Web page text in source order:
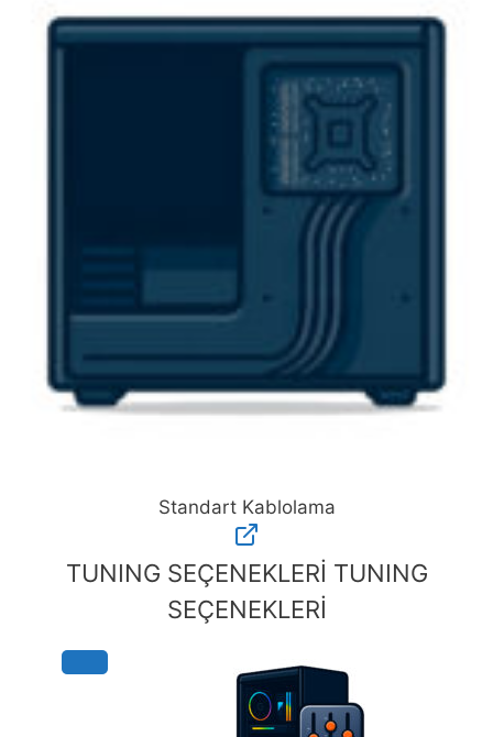
Standart Kablolama
KablolamaTUNING SEÇENEKLERİ TUNING
SEÇENEKLERİ